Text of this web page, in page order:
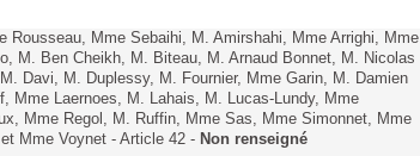
Rousseau, Mme Sebaihi, M. Amirshahi, Mme Arrighi, Mme
M. Ben Cheikh, M. Biteau, M. Arnaud Bonnet, M. Nicolas
Davi, M. Duplessy, M. Fournier, Mme Garin, M. Damien
Mme Laernoes, M. Lahais, M. Lucas-Lundy, Mme
Mme Regol, M. Ruffin, Mme Sas, Mme Simonnet, Mme
Mme Voynet - Article 42 - Non renseigné